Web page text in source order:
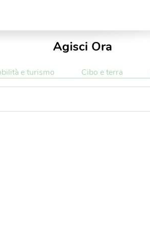
Agisci Ora
e turismo Cibo e terra